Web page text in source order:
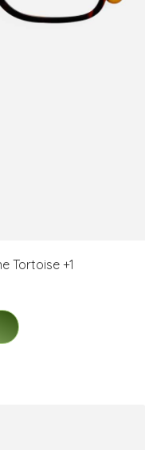
Tortoise +1